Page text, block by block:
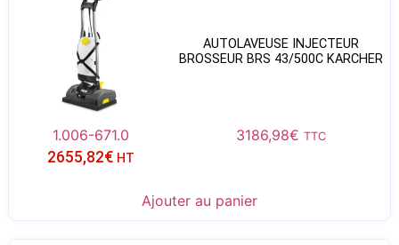
AUTOLAVEUSE INJECTEUR
BROSSEUR BRS 43/500C KARCHER
1.006-671.0 3186,98€ TTC
2655,82€ HT
Ajouter au panier